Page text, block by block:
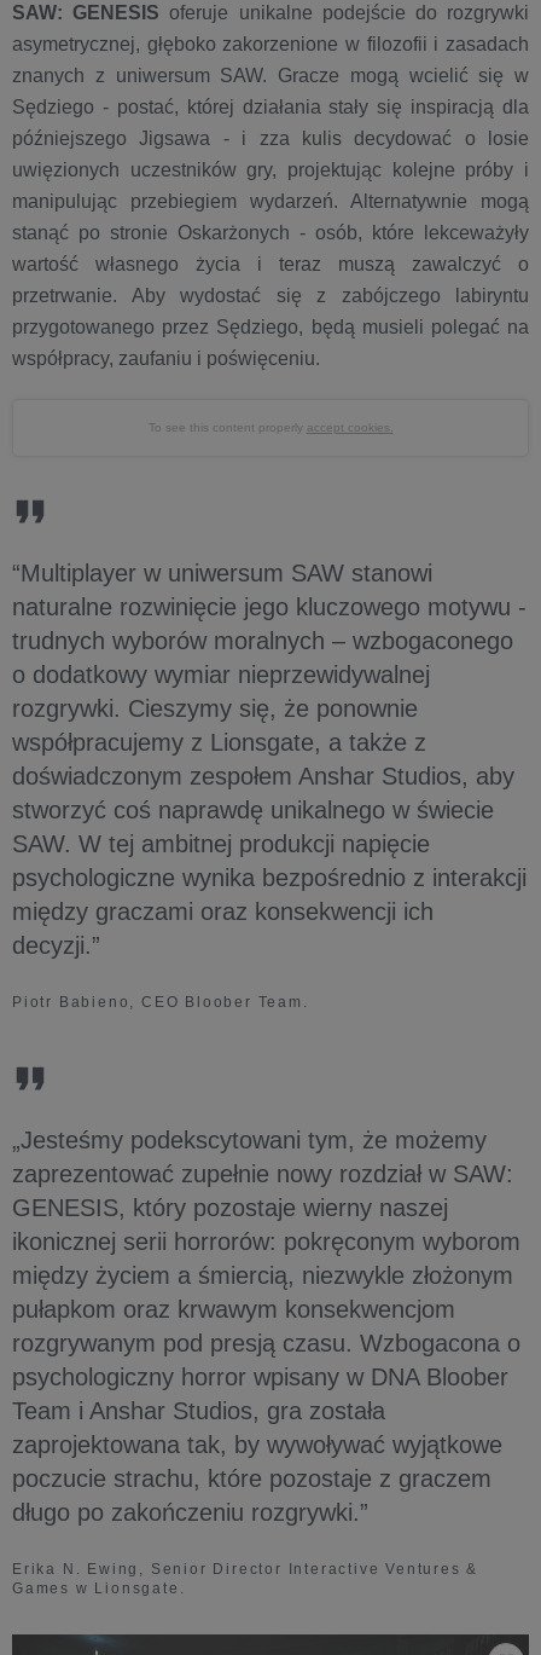
SAW: GENESIS oferuje unikalne podejście do rozgrywki
asymetrycznej, głęboko zakorzenione w filozofii i zasadach
znanych z uniwersum SAW. Gracze mogą wcielić się w
Sędziego - postać, której działania stały się inspiracją dla
późniejszego Jigsawa - i zza kulis decydować o losie
uwięzionych uczestników gry, projektując kolejne próby i
manipulując przebiegiem wydarzeń. Alternatywnie mogą
stanąć po stronie Oskarżonych - osób, które lekceważyły
wartość własnego życia i teraz muszą zawalczyć o
przetrwanie. Aby wydostać się z zabójczego labiryntu
przygotowanego przez Sędziego, będą musieli polegać na
współpracy, zaufaniu i poświęceniu.
To see this content properly accept cookies.
“Multiplayer w uniwersum SAW stanowi
naturalne rozwinięcie jego kluczowego motywu -
trudnych wyborów moralnych – wzbogaconego
o dodatkowy wymiar nieprzewidywalnej
rozgrywki. Cieszymy się, że ponownie
współpracujemy z Lionsgate, a także z
doświadczonym zespołem Anshar Studios, aby
stworzyć coś naprawdę unikalnego w świecie
SAW. W tej ambitnej produkcji napięcie
psychologiczne wynika bezpośrednio z interakcji
między graczami oraz konsekwencji ich
decyzji.”
Piotr Babieno, CEO Bloober Team.
„Jesteśmy podekscytowani tym, że możemy
zaprezentować zupełnie nowy rozdział w SAW:
GENESIS, który pozostaje wierny naszej
ikonicznej serii horrorów: pokręconym wyborom
między życiem a śmiercią, niezwykle złożonym
pułapkom oraz krwawym konsekwencjom
rozgrywanym pod presją czasu. Wzbogacona o
psychologiczny horror wpisany w DNA Bloober
Team i Anshar Studios, gra została
zaprojektowana tak, by wywoływać wyjątkowe
poczucie strachu, które pozostaje z graczem
długo po zakończeniu rozgrywki.”
Erika N. Ewing, Senior Director Interactive Ventures &
Games w Lionsgate.